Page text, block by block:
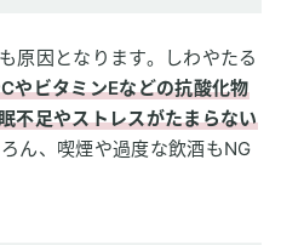
原因となります。しわやたる
やビタミンEなどの抗酸化物
不足やストレスがたまらない
ん、喫煙や過度な飲酒もNG